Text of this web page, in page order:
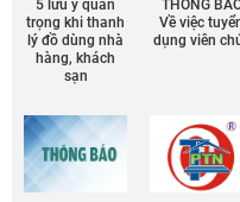
5 lưu ý quan
trọng khi thanh
lý đồ dùng nhà
hàng, khách
sạn
THÔNG
Về việc
dụng viên